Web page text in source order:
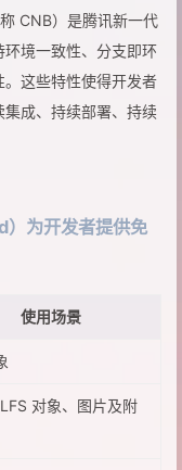
CNB）是腾讯新一代
境一致性、分支即环
这些特性使得开发者
成、持续部署、持续
为开发者提供免
使用场景
对象、图片及附